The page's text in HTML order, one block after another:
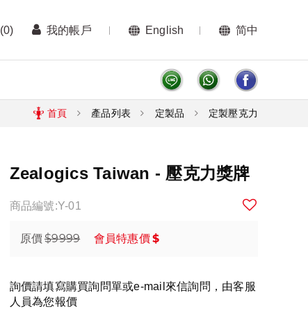
(0) 我的帳戶 English 简中
首頁 產品列表 定製品 定製壓克力
Zealogics Taiwan - 壓克力獎牌
商品編號:Y-01
原價$9999 會員特惠價$
詢價請填寫購買詢問單或e-mail來信詢問，由客服
人員為您報價